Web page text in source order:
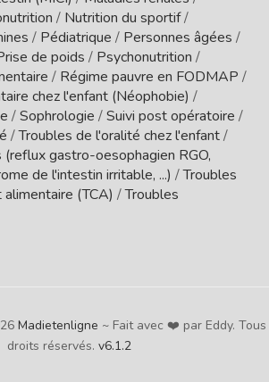
/ Nutrition du sportif/
/ Pédiatrique / Personnes âgées /
de poids / Psychonutrition /
/ Régime pauvre en FODMAP /
chez l'enfant (Néophobie) /
/Sophrologie /Suivi post opératoire /
/Troubles de l'oralité chez l'enfant/
gastro-oesophagien RGO,
de l'intestin irritable, ...) /Troubles
(TCA) /Troubles
Madietenligne ~ Fait avec ❤️ par Eddy. Tous
droits réservés. v6.1.2